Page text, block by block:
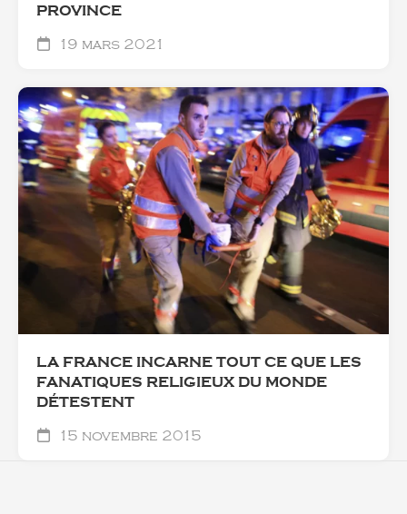
PROVINCE
19 mars 2021
LA FRANCE INCARNE TOUT CE QUE LES
FANATIQUES RELIGIEUX DU MONDE
DÉTESTENT
15 novembre 2015